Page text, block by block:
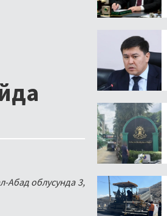
Абад облусунда 3,